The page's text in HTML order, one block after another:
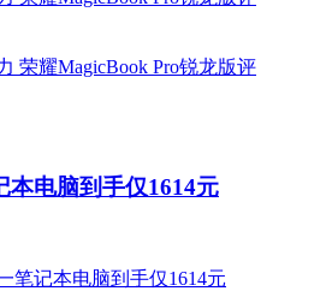
本电脑到手仅1614元